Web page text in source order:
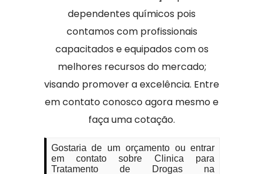
dependentes químicos pois
contamos com profissionais
capacitados e equipados com os
melhores recursos do mercado;
visando promover a excelência. Entre
em contato conosco agora mesmo e
faça uma cotação.
Gostaria de um orçamento ou entrar
em contato sobre Clinica para
Tratamento de Drogas na